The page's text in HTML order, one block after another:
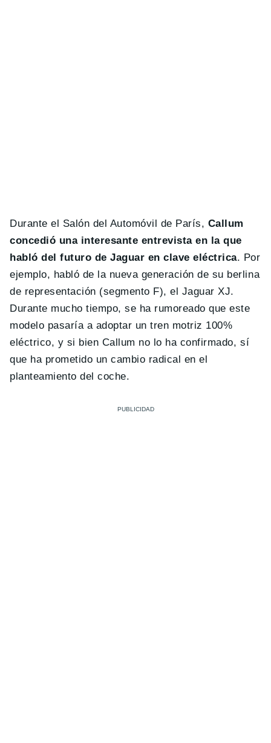
Durante el Salón del Automóvil de París, Callum
concedió una interesante entrevista en la que
habló del futuro de Jaguar en clave eléctrica. Por
ejemplo, habló de la nueva generación de su berlina
de representación (segmento F), el Jaguar XJ.
Durante mucho tiempo, se ha rumoreado que este
modelo pasaría a adoptar un tren motriz 100%
eléctrico, y si bien Callum no lo ha confirmado, sí
que ha prometido un cambio radical en el
planteamiento del coche.